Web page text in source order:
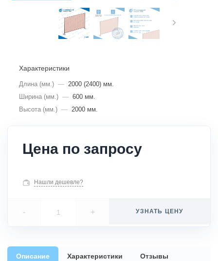
Характеристики
Длина (мм.) — 2000 (2400) мм.
Ширина (мм.) — 600 мм.
Высота (мм.) — 2000 мм.
Цена по запросу
Нашли дешевле?
- + УЗНАТЬ ЦЕНУ
Описание Характеристики Отзывы